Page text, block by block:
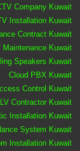
Company Kuwait
Installation Kuwait
Contract Kuwait
Maintenance Kuwait
Speakers Kuwait
Cloud PBX Kuwait
Control Kuwait
Contractor Kuwait
Installation Kuwait
System Kuwait
Installation Kuwait